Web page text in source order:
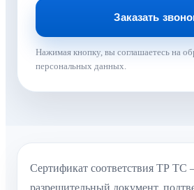
Нажимая кнопку, вы соглашаетесь на
персональных данных.
Сертификат соответствия ТР
разрешительный документ,